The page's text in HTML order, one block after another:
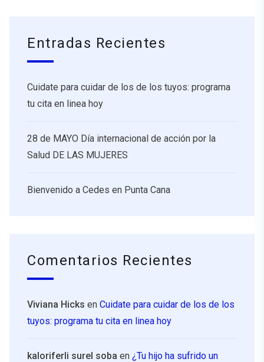
Entradas Recientes
Cuidate para cuidar de los de los tuyos: programa
tu cita en linea hoy
28 de MAYO Día internacional de acción por la
Salud DE LAS MUJERES
Bienvenido a Cedes en Punta Cana
Comentarios Recientes
Viviana Hicks en Cuidate para cuidar de los de los
tuyos: programa tu cita en linea hoy
kaloriferli surel soba en ¿Tu hijo ha sufrido un